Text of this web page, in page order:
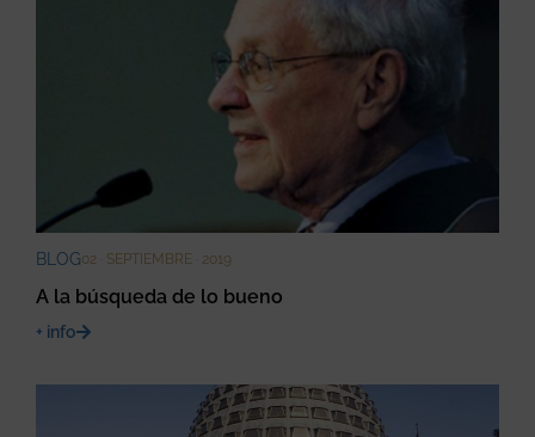
BLOG02 · SEPTIEMBRE · 2019
A la búsqueda de lo bueno
+ info